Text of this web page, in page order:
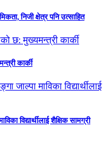
निजी क्षेत्र पनि उत्साहित
कार्की
विद्यार्थीलाई शैक्षिक सामग्री